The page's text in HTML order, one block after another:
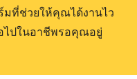
ที่ช่วยให้คุณได้งานไว
ไปในอาชีพรอคุณอยู่